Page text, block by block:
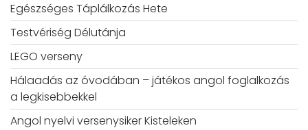
Egészséges Táplálkozás Hete
Testvériség Délutánja
LEGO verseny
Hálaadás az óvodában – játékos angol foglalkozás
a legkisebbekkel
Angol nyelvi versenysiker Kisteleken